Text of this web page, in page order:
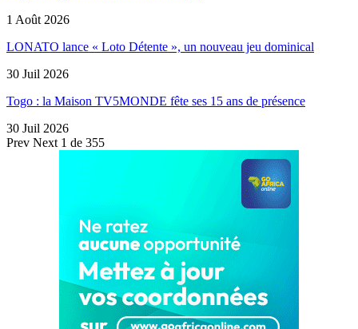
1 Août 2026
LONATO lance « Loto Détente », un nouveau jeu dominical
30 Juil 2026
Togo : la Maison TV5MONDE fête ses 15 ans de présence
30 Juil 2026
Prev Next 1 de 355